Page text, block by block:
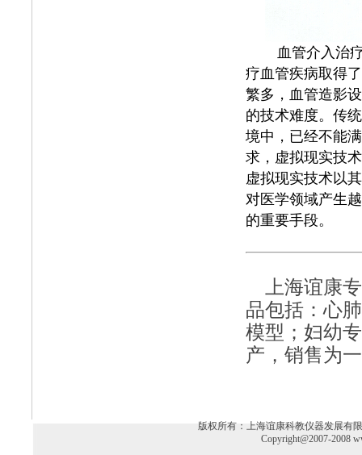
血管介入治
疗血管疾病取得
繁多，血管造影
的技术难度。传
境中，已经不能
求，虚拟现实技
虚拟现实技术以
对医学领域产生
的重要手段。
上海谊康
品包括：心
模型 ； 妇幼
产，销售为
版权所有：上海谊康科教仪器发展有限
Copyright@2007-2008